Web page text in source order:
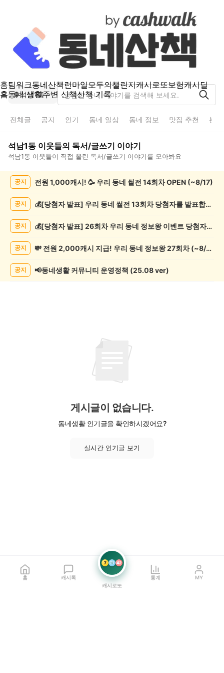
홈팀워크동네산책런마일모두의챌린지캐시로또보험캐시딜
홈동네 생활주변 산책산책 기록
석남1동
전체글 공지 인기 동네 일상 동네 정보 맛집 추천 분
석남1동 이웃들의 독서/글쓰기 이야기
석남1동 이웃들이 직접 올린 독서/글쓰기 이야기를 모아봐요
서/
글
공지 전원 1,000캐시! 🥳 우리 동네 썰전 14회차 OPEN (~8/17)
공지 💰[당첨자 발표] 우리 동네 썰전 13회차 당첨자를 발표합니다!
공지 💰[당첨자 발표] 26회차 우리 동네 정보왕 이벤트 당첨자를 발표합니다!
공지 💸 전원 2,000캐시 지급! 우리 동네 정보왕 27회차 (~8/10)
공지 📢동네생활 커뮤니티 운영정책 (25.08 ver)
게시글이 없습니다.
동네생활 인기글을 확인하시겠어요?
실시간 인기글 보기
홈 캐시톡
7 21 42
캐시로또
통계 MY